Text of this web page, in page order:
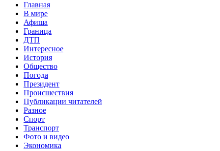
Главная
В мире
Афиша
Граница
ДТП
Интересное
История
Общество
Погода
Президент
Происшествия
Публикации читателей
Разное
Спорт
Транспорт
Фото и видео
Экономика